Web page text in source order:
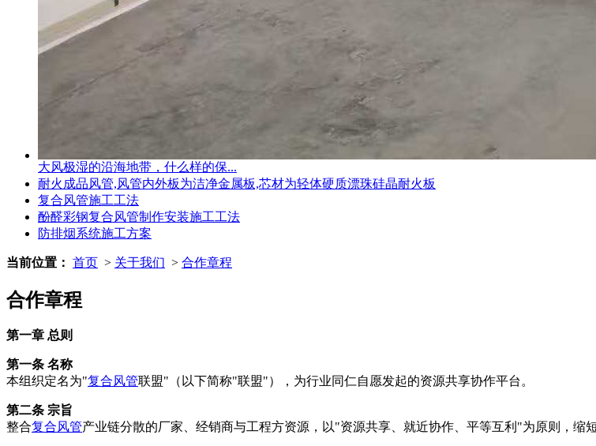
大风极湿的沿海地带，什么样的保...
耐火成品风管,风管内外板为洁净金属板,芯材为轻体硬质漂珠硅晶耐火板
复合风管施工工法
酚醛彩钢复合风管制作安装施工工法
防排烟系统施工方案
当前位置： 首页 > 关于我们 > 合作章程
合作章程
第一章 总则
第一条 名称
本组织定名为"复合风管联盟"（以下简称"联盟"），为行业同仁自愿发起的资源共享协作平台。
第二条 宗旨
整合复合风管产业链分散的厂家、经销商与工程方资源，以"资源共享、就近协作、平等互利"为原则，缩